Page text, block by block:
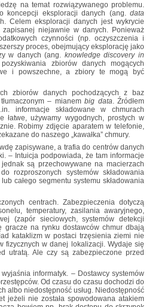
na temat rozwiązywanego problemu.
koncepcji eksploracji danych (ang. data
Celem eksploracji danych jest wykrycie
niejawnie w danych. Ponieważ
czynności (np. oczyszczenia i
proces, obejmujący eksplorację jako
w danych (ang. knowledge discovery in
zbiorów danych mogących
i powszechne, a zbiory te mogą być
zbiorów danych pochodzących z baz
– mianembig data. Źródłem
informacje składowane w chmurach
używamy wygodnych, prostych w
Robimy zdjęcie aparatem w telefonie,
do naszego „kawałka” chmury.
zapisywane, a trafia do centrów danych
– Intuicja podpowiada, że tam informacje
są przechowywane na macierzach
rozproszonych systemów składowania
całego segmentu systemu składowania
centrach. Zabezpieczenia dotyczą
temperatury, zasilania awaryjnego,
(zapór sieciowych, systemów detekcji
gracze na rynku dostawców chmur dbają
kataklizm w postaci trzęsienia ziemi nie
fizycznych w danej lokalizacji. Wydaje się
utratą. Ale czy są zabezpieczone przed
informatyk. – Dostawcy systemów
Od czasu do czasu dochodzi do
albo niedostępność usług. Niedostępność
jeżeli nie została spowodowana atakiem